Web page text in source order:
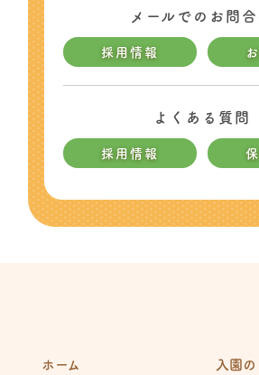
メールでのお問
採用情報
よくある質問
採用情報
ホーム
入園